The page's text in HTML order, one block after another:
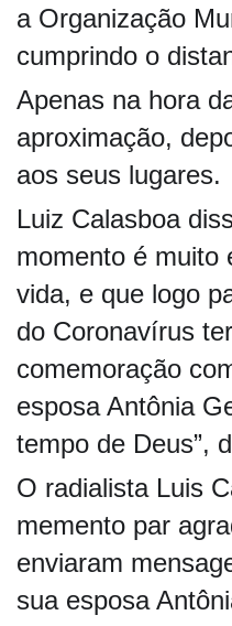
a Organização
cumprindo o
Apenas na hora
aproximação,
aos seus lugares.
Luiz Calasboa
momento é muito
vida, e que logo
do Coronavírus
comemoração
esposa Antônia
tempo de Deus”,
O radialista Luis
memento par
enviaram
sua esposa